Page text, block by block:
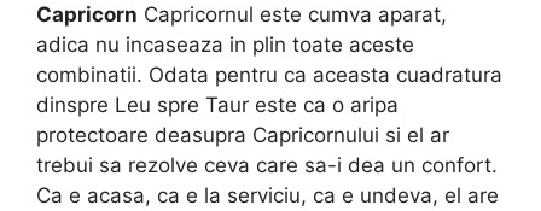
Capricorn Capricornul este cumva aparat,
adica nu incaseaza in plin toate aceste
combinatii. Odata pentru ca aceasta cuadratura
dinspre Leu spre Taur este ca o aripa
protectoare deasupra Capricornului si el ar
trebui sa rezolve ceva care sa-i dea un confort.
Ca e acasa, ca e la serviciu, ca e undeva, el are